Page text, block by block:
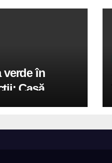
verde în
Casă
cu structură